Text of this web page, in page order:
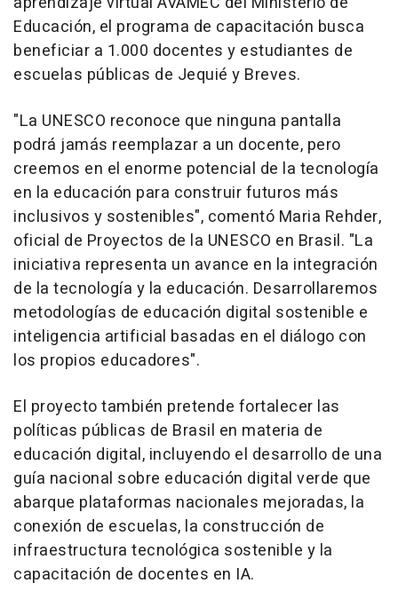
Educación, el programa de capacitación busca
beneficiar a 1.000 docentes y estudiantes de
escuelas públicas de Jequié y Breves.
"La UNESCO reconoce que ninguna pantalla
podrá jamás reemplazar a un docente, pero
creemos en el enorme potencial de la tecnología
en la educación para construir futuros más
inclusivos y sostenibles", comentó Maria Rehder,
oficial de Proyectos de la UNESCO en Brasil. "La
iniciativa representa un avance en la integración
de la tecnología y la educación. Desarrollaremos
metodologías de educación digital sostenible e
inteligencia artificial basadas en el diálogo con
los propios educadores".
El proyecto también pretende fortalecer las
políticas públicas de Brasil en materia de
educación digital, incluyendo el desarrollo de una
guía nacional sobre educación digital verde que
abarque plataformas nacionales mejoradas, la
conexión de escuelas, la construcción de
infraestructura tecnológica sostenible y la
capacitación de docentes en IA.